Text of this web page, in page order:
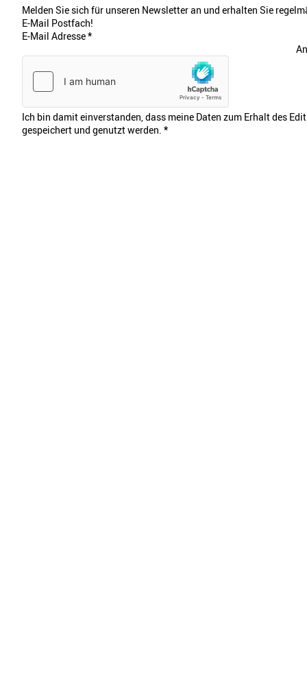
Melden Sie sich für unseren Newsletter an und erhalten Sie
E-Mail Postfach!
E-Mail Adresse*
Ich bin damit einverstanden, dass meine Daten zum Erhalt des
gespeichert und genutzt werden. *